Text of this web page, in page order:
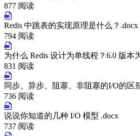
877 阅读
Redis 中跳表的实现原理是什么？.docx
794 阅读
为什么 Redis 设计为单线程？6.0 版本
831 阅读
同步、异步、阻塞、非阻塞的I/O的区
736 阅读
说说你知道的几种 I/O 模型 .docx
737 阅读